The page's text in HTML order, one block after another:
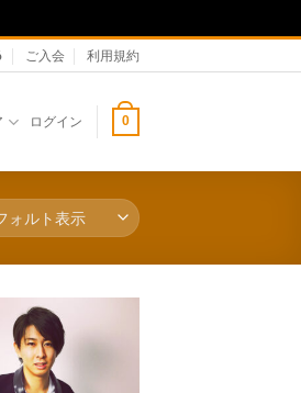
ご入会 利用規約
ログイン 0